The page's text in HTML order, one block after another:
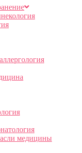
медицины